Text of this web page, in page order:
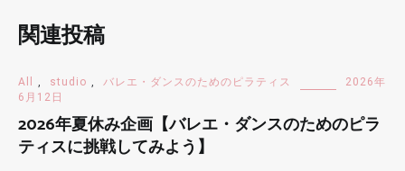
関連投稿
All , studio , バレエ・ダンスのためのピラティス
2026年
6月12日
2026年夏休み企画【バレエ・ダンスのためのピラ
ティスに挑戦してみよう】